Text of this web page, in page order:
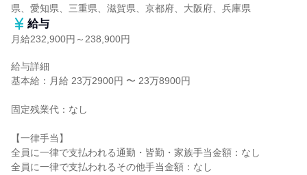
県、愛知県、三重県、滋賀県、京都府、大阪府、兵庫県
給与
月給232,900円～238,900円
給与詳細
基本給：月給 23万2900円 〜 23万8900円
固定残業代：なし
【一律手当】
全員に一律で支払われる通勤・皆勤・家族手当金額：なし
全員に一律で支払われるその他手当金額：なし